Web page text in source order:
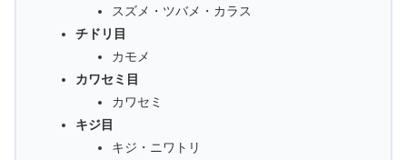
スズメ・ツバメ・カラス
チドリ目
カモメ
カワセミ目
カワセミ
キジ目
キジ・ニワトリ